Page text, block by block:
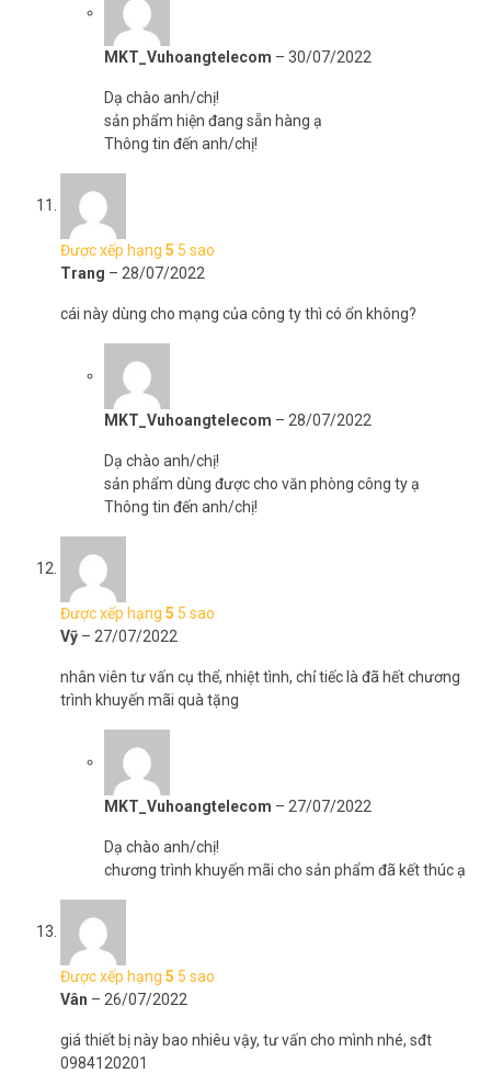
MKT_Vuhoangtelecom – 30/07/2022
Dạ chào anh/chị!
sản phẩm hiện đang sẵn hàng ạ
Thông tin đến anh/chị!
Được xếp hạng 5 5 sao
Trang – 28/07/2022
cái này dùng cho mạng của công ty thì có ổn không?
MKT_Vuhoangtelecom – 28/07/2022
Dạ chào anh/chị!
sản phẩm dùng được cho văn phòng công ty ạ
Thông tin đến anh/chị!
Được xếp hạng 5 5 sao
Vỹ – 27/07/2022
nhân viên tư vấn cụ thể, nhiệt tình, chỉ tiếc là đã hết chương
trình khuyến mãi quà tặng
MKT_Vuhoangtelecom – 27/07/2022
Dạ chào anh/chị!
chương trình khuyến mãi cho sản phẩm đã kết thúc ạ
Được xếp hạng 5 5 sao
Vân – 26/07/2022
giá thiết bị này bao nhiêu vậy, tư vấn cho mình nhé, sđt
0984120201